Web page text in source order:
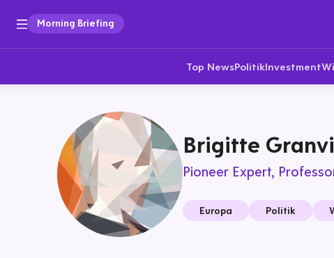
Morning Briefing
Top NewsPolitikInvestment
Brigitte
Pioneer Expert
Europa Politik